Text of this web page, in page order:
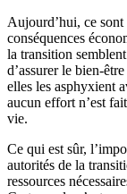
Aujourd’hui, ce sont
conséquences
la transition
d’assurer le bien-
elles les asphyxient
aucun effort n’est
vie.
Ce qui est sûr,
autorités de la
ressources